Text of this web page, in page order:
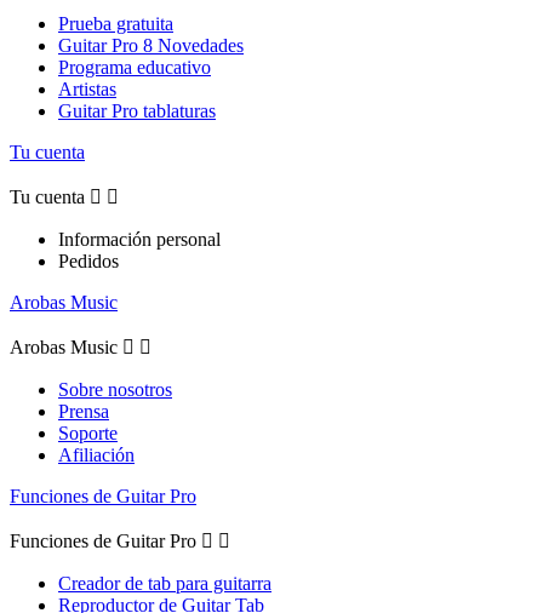
Prueba gratuita
Guitar Pro 8 Novedades
Programa educativo
Artistas
Guitar Pro tablaturas
Tu cuenta
Tu cuenta  
Información personal
Pedidos
Arobas Music
Arobas Music  
Sobre nosotros
Prensa
Soporte
Afiliación
Funciones de Guitar Pro
Funciones de Guitar Pro  
Creador de tab para guitarra
Reproductor de Guitar Tab